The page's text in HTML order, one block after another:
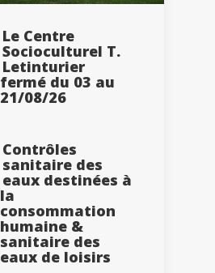
Le Centre
Socioculturel T.
Letinturier
fermé du 03 au
21/08/26
Contrôles
sanitaire des
eaux destinées à
la
consommation
humaine &
sanitaire des
eaux de loisirs